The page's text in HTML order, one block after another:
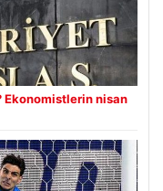
Ekonomistlerin nisan